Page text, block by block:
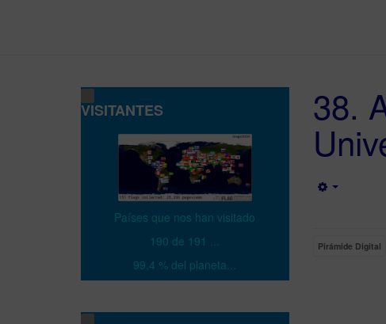
38.
Pirámide Digital
VISITANTES
Países que nos han visitado
190 de 191 ...
99,4 % del planeta...